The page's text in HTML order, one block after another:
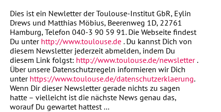
Dies ist ein Newletter der Toulouse-Institut GbR, Eylin
Drews und Matthias Möbius, Beerenweg 1D, 22761
Hamburg, Telefon 040-3 90 59 91. Die Webseite findest
Du unter http://www.toulouse.de . Du kannst Dich von
diesem Newsletter jederzeit abmelden, indem Du
diesem Link folgst: http://www.toulouse.de/newsletter.
Über unsere Datenschutzregeln informieren wir Dich
unter https://www.toulouse.de/datenschutzerklaerung.
Wenn Dir dieser Newsletter gerade nichts zu sagen
hatte – vielleicht ist die nächste News genau das,
worauf Du gewartet hattest …